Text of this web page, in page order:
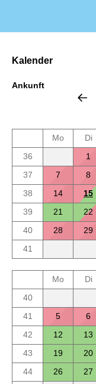
Kalender
Ankunft
Mo
Di
36
1
37
7 8
38
14 15
39
21 22
40
28 29
41
Mo
Di
40
41
5 6
42
12 13
43
19 20
44
26 27